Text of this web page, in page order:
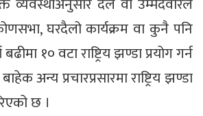
घरदैलो कार्यक्रम वा कुनै पनि
बढीमा १० वटा राष्ट्रिय झण्डा प्रयोग गर्न
अन्य प्रचारप्रसारमा राष्ट्रिय झण्डा
छ ।